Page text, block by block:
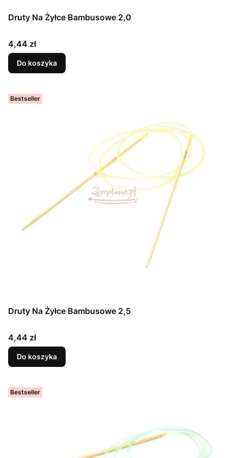
Druty Na Żyłce Bambusowe 2,0
Cena
4,44 zł
Do koszyka
Bestseller
Druty Na Żyłce Bambusowe 2,5
Cena
4,44 zł
Do koszyka
Bestseller